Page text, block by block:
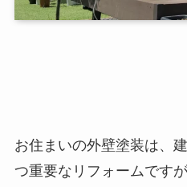
お住まいの外壁塗装は、
つ重要なリフォームです